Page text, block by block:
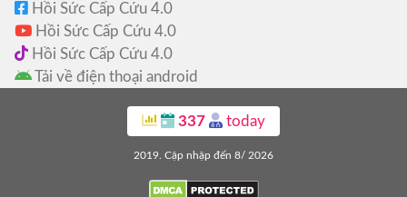
Hồi Sức Cấp Cứu 4.0
Hồi Sức Cấp Cứu 4.0
Hồi Sức Cấp Cứu 4.0
Tải về điện thoại android
337 today
2019. Cập nhập đến 8/ 2026